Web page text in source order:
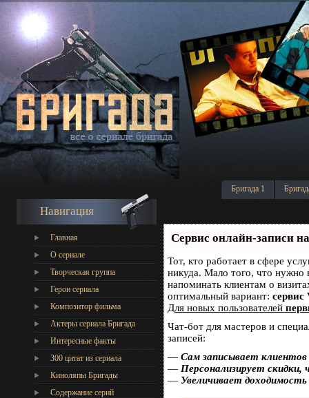
Бригада 1
Навигация
Главная
О сериале
Творческая группа
Герои сериала
Композитор фильма
Актеры сериала Бригада
Интересные факты
300 цитат из сериала
Киноляпы Бригады
Содержание серий
Сервис онлайн-записи
Тот, кто работает в сфере
никуда. Мало того, что нужно
напоминать клиентам о
оптимальный вариант: сервис
Для новых пользователей
Чат-бот для мастеров и
записей:
— Сам записывает
— Персонализирует скидки,
— Увеличивает